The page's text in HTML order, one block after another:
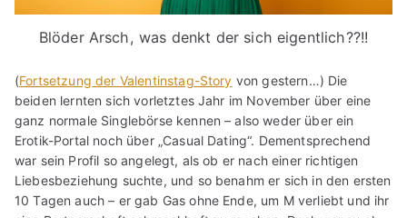
Blöder Arsch, was denkt der sich eigentlich??!!
(Fortsetzung der Valentinstag-Story von gestern…) Die
beiden lernten sich vorletztes Jahr im November über eine
ganz normale Singlebörse kennen – also weder über ein
Erotik-Portal noch über „Casual Dating“. Dementsprechend
war sein Profil so angelegt, als ob er nach einer richtigen
Liebesbeziehung suchte, und so benahm er sich in den ersten
10 Tagen auch – er gab Gas ohne Ende, um M verliebt und ihr